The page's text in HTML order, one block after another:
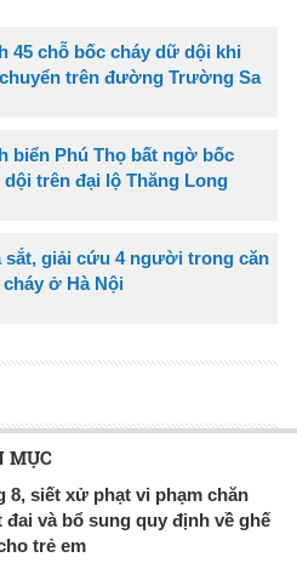
45 chỗ bốc cháy dữ dội khi
trên đường Trường Sa
biển Phú Thọ bất ngờ bốc
trên đại lộ Thăng Long
sắt, giải cứu 4 người trong căn
cháy ở Hà Nội
MỤC
8, siết xử phạt vi phạm chăn
đai và bổ sung quy định về ghế
trẻ em